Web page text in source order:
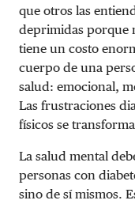
que otros las
deprimidas porque
tiene un costo
cuerpo de una
salud: emocional,
Las frustraciones
físicos se
La salud mental
personas con
sino de sí mismos.